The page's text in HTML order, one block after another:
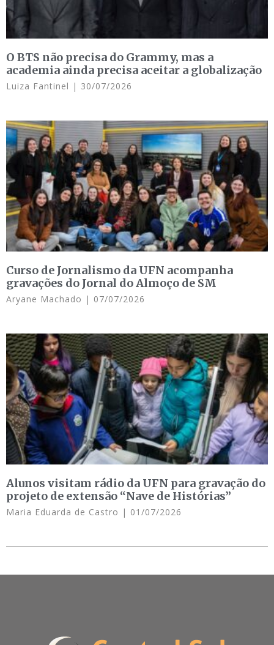
O BTS não precisa do Grammy, mas a
academia ainda precisa aceitar a globalização
Luiza Fantinel 30/07/2026
Curso de Jornalismo da UFN acompanha
gravações do Jornal do Almoço de SM
Aryane Machado 07/07/2026
Alunos visitam rádio da UFN para gravação do
projeto de extensão “Nave de Histórias”
Maria Eduarda de Castro 01/07/2026